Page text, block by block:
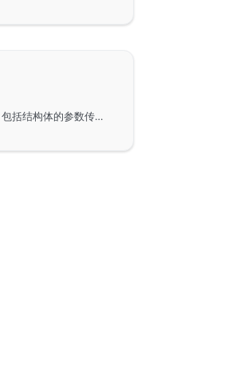
GoFrame框架中ORM组件对内嵌结构的高级特性支持，包括结构体的参数传递和结果处理。通过示例讲解了如何在实践中应用这些功能，支持多层级的struct嵌套，提高开发效率。